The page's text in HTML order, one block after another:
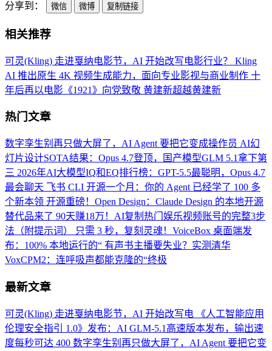
分享到：
微信 微博 复制链接
相关推荐
可灵(Kling) 走进戛纳电影节，AI 开始改写电影行业？
Kling
AI 推出原生 4K 视频生成能力，面向专业影视与商业制作 十
年后再以电影《1921》向党致敬 黄建新超越黄建新
热门文章
数字孪生别再只做大屏了，AI Agent 要把它变成操作员 AI幻
灯片设计SOTA结果：Opus 4.7登顶，国产模型GLM 5.1拿下第
三 2026年AI大模型IQ和EQ排行榜：GPT-5.5最聪明，Opus 4.7
最会聊天 飞书 CLI 开源一个月：你的 Agent 已经学了 100 多
个新本领 开源重磅！Open Design：Claude Design 的本地开源
替代品来了 90天赚18万！AI复制热门娱乐视频账号的完整3步
法（附提示词）
只需 3 秒，复刻灵魂！VoiceBox 桌面端发
布：100% 本地运行的“ 有声书主播要失业？实测清华
VoxCPM2：连呼吸声都能克隆的“终极
最新文章
可灵(Kling) 走进戛纳电影节，AI 开始改写电
《人工智能应用
伦理安全指引 1.0》发布：AI GLM-5.1高速版本发布，输出速
度每秒可达 400 数字孪生别再只做大屏了，AI Agent 要把它变